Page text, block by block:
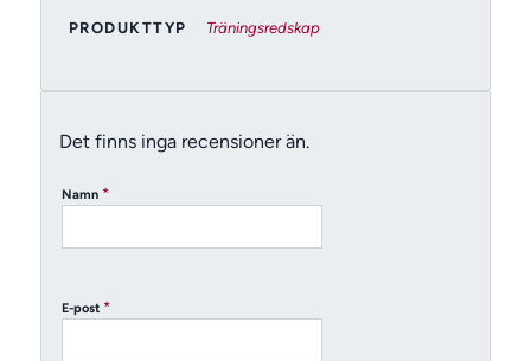
PRODUKTTYP Träningsredskap
Det finns inga recensioner än.
Namn *
E-post *